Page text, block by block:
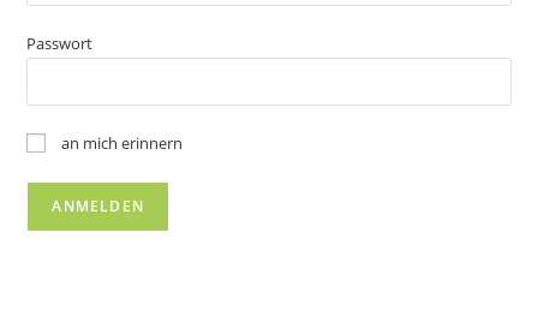
Passwort
an mich erinnern